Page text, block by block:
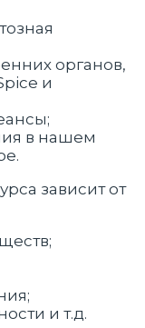
органов,
и
в нашем
зависит от
и т.д.